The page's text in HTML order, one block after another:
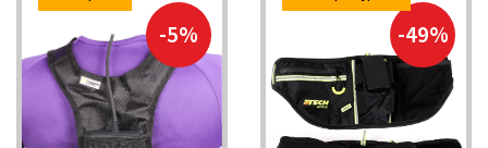
-5% -49%